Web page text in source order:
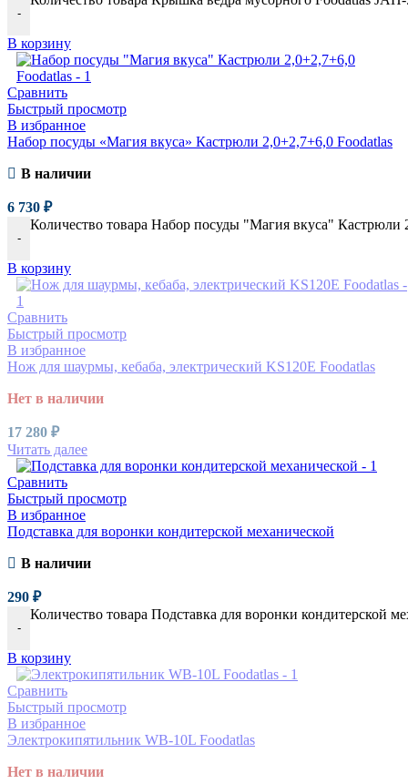
-
В корзину
Сравнить
Быстрый просмотр
В избранное
Набор посуды «Магия вкуса» Кастрюли 2,0+2,7+6,0 Foodatlas
В наличии
6 730 ₽
-
Количество товара Набор посуды "Магия вкуса" Кастрюли
В корзину
Сравнить
Быстрый просмотр
В избранное
Нож для шаурмы, кебаба, электрический KS120E Foodatlas
Нет в наличии
17 280 ₽
Читать далее
Сравнить
Быстрый просмотр
В избранное
Подставка для воронки кондитерской механической
В наличии
290 ₽
-
Количество товара Подставка для воронки кондитерской
В корзину
Сравнить
Быстрый просмотр
В избранное
Электрокипятильник WB-10L Foodatlas
Нет в наличии